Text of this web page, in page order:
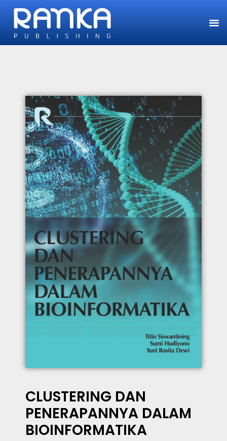
CLUSTERING DAN
PENERAPANNYA DALAM
BIOINFORMATIKA